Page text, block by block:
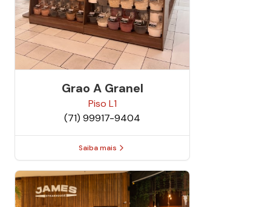
Grao A Granel
Piso L1
(71) 99917-9404
Saiba mais